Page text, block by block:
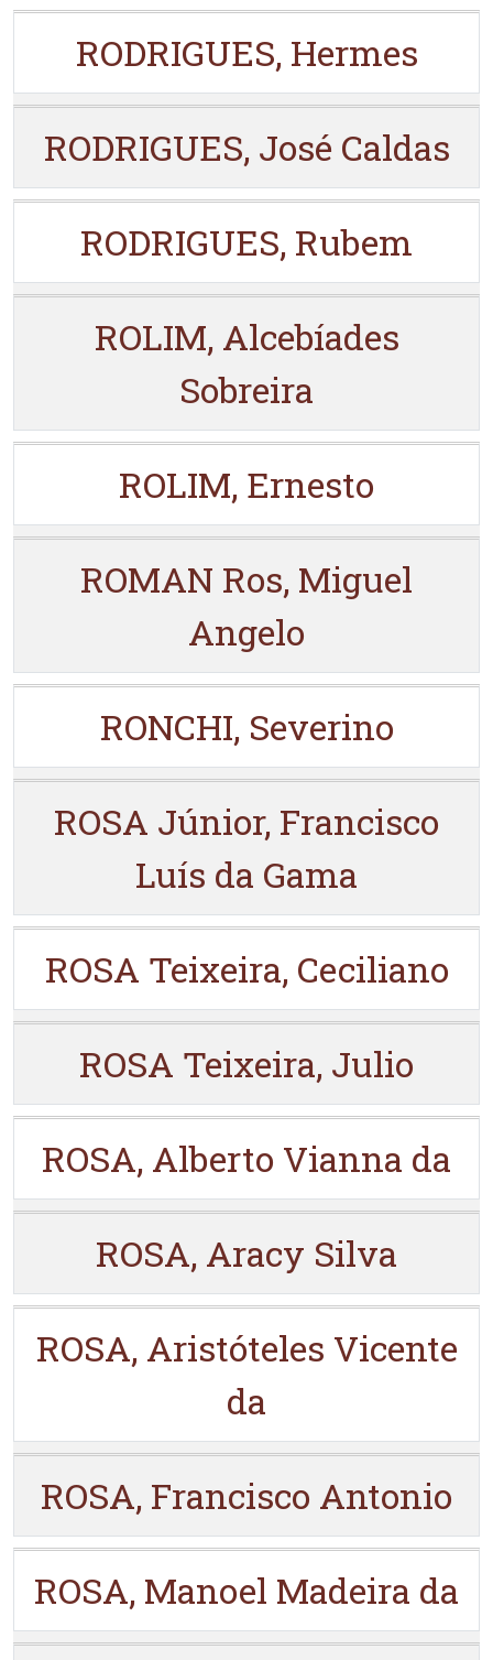
RODRIGUES, Hermes
RODRIGUES, José Caldas
RODRIGUES, Rubem
ROLIM, Alcebíades
Sobreira
ROLIM, Ernesto
ROMAN Ros, Miguel
Angelo
RONCHI, Severino
ROSA Júnior, Francisco
Luís da Gama
ROSA Teixeira, Ceciliano
ROSA Teixeira, Julio
ROSA, Alberto Vianna da
ROSA, Aracy Silva
ROSA, Aristóteles Vicente
da
ROSA, Francisco Antonio
ROSA, Manoel Madeira da